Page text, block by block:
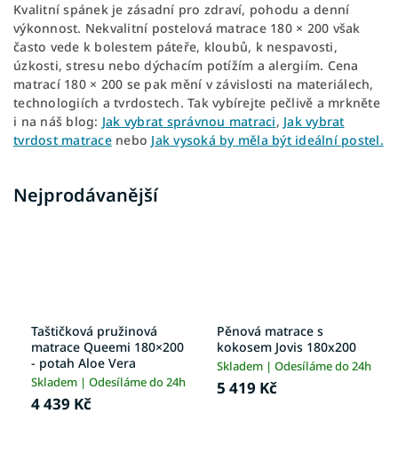
Kvalitní spánek je zásadní pro zdraví, pohodu a denní
výkonnost. Nekvalitní postelová matrace 180 × 200 však
často vede k bolestem páteře, kloubů, k nespavosti,
úzkosti, stresu nebo dýchacím potížím a alergiím. Cena
matrací 180 × 200 se pak mění v závislosti na materiálech,
technologiích a tvrdostech. Tak vybírejte pečlivě a mrkněte
i na náš blog: Jak vybrat správnou matraci, Jak vybrat
tvrdost matracenebo Jak vysoká by měla být ideální postel.
Nejprodávanější
Taštičková pružinová
matrace Queemi 180×200
- potah Aloe Vera
Skladem | Odesíláme do 24h
4 439 Kč
Pěnová matrace s
kokosem Jovis 180x200
Skladem | Odesíláme do 24h
5 419 Kč